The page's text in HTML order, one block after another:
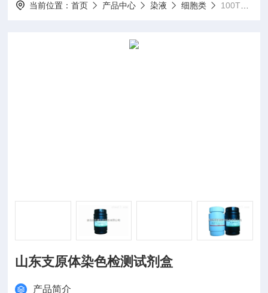
当前位置：首页 产品中心 染液 细胞类 100T山东支原体染色检测试剂盒
山东支原体染色检测试剂盒
产品简介